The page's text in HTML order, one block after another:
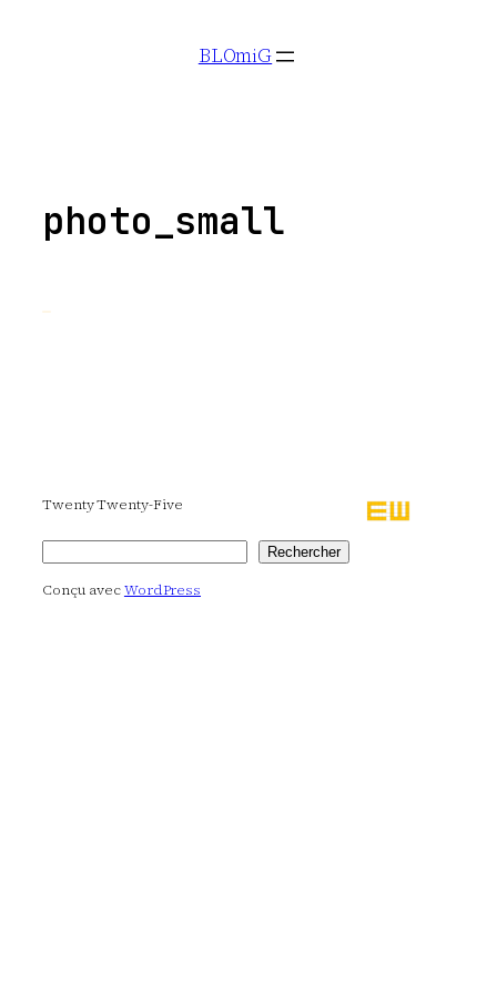
BLOmiG
photo_small
Twenty Twenty-Five
Rechercher Rechercher
Conçu avecWordPress